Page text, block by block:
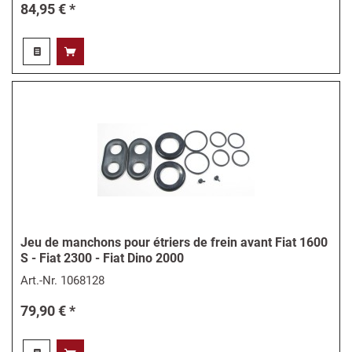
84,95 € *
Jeu de manchons pour étriers de frein avant Fiat 1600
S - Fiat 2300 - Fiat Dino 2000
Art.-Nr. 1068128
79,90 € *